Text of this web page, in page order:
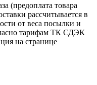
(предоплата товара
рассчитывается в
от веса посылки и
тарифам ТК СДЭК
на странице